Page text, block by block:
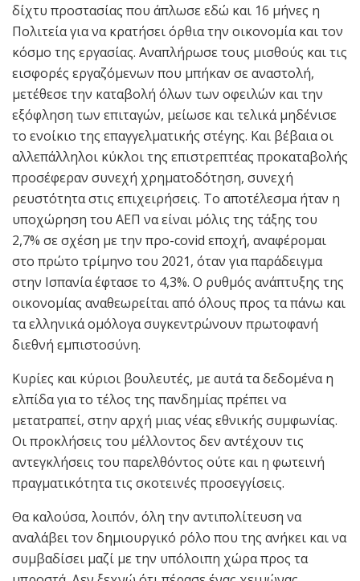
δίχτυ προστασίας που άπλωσε εδώ και 16 μήνες η
Πολιτεία για να κρατήσει όρθια την οικονομία και τον
κόσμο της εργασίας. Αναπλήρωσε τους μισθούς και τις
εισφορές εργαζόμενων που μπήκαν σε αναστολή,
μετέθεσε την καταβολή όλων των οφειλών και την
εξόφληση των επιταγών, μείωσε και τελικά μηδένισε
το ενοίκιο της επαγγελματικής στέγης. Και βέβαια οι
αλλεπάλληλοι κύκλοι της επιστρεπτέας προκαταβολής
προσέφεραν συνεχή χρηματοδότηση, συνεχή
ρευστότητα στις επιχειρήσεις. Το αποτέλεσμα ήταν η
υποχώρηση του ΑΕΠ να είναι μόλις της τάξης του
2,7% σε σχέση με την προ-covid εποχή, αναφέρομαι
στο πρώτο τρίμηνο του 2021, όταν για παράδειγμα
στην Ισπανία έφτασε το 4,3%. Ο ρυθμός ανάπτυξης της
οικονομίας αναθεωρείται από όλους προς τα πάνω και
τα ελληνικά ομόλογα συγκεντρώνουν πρωτοφανή
διεθνή εμπιστοσύνη.
Κυρίες και κύριοι βουλευτές, με αυτά τα δεδομένα η
ελπίδα για το τέλος της πανδημίας πρέπει να
μετατραπεί, στην αρχή μιας νέας εθνικής συμφωνίας.
Οι προκλήσεις του μέλλοντος δεν αντέχουν τις
αντεγκλήσεις του παρελθόντος ούτε και η φωτεινή
πραγματικότητα τις σκοτεινές προσεγγίσεις.
Θα καλούσα, λοιπόν, όλη την αντιπολίτευση να
αναλάβει τον δημιουργικό ρόλο που της ανήκει και να
συμβαδίσει μαζί με την υπόλοιπη χώρα προς τα